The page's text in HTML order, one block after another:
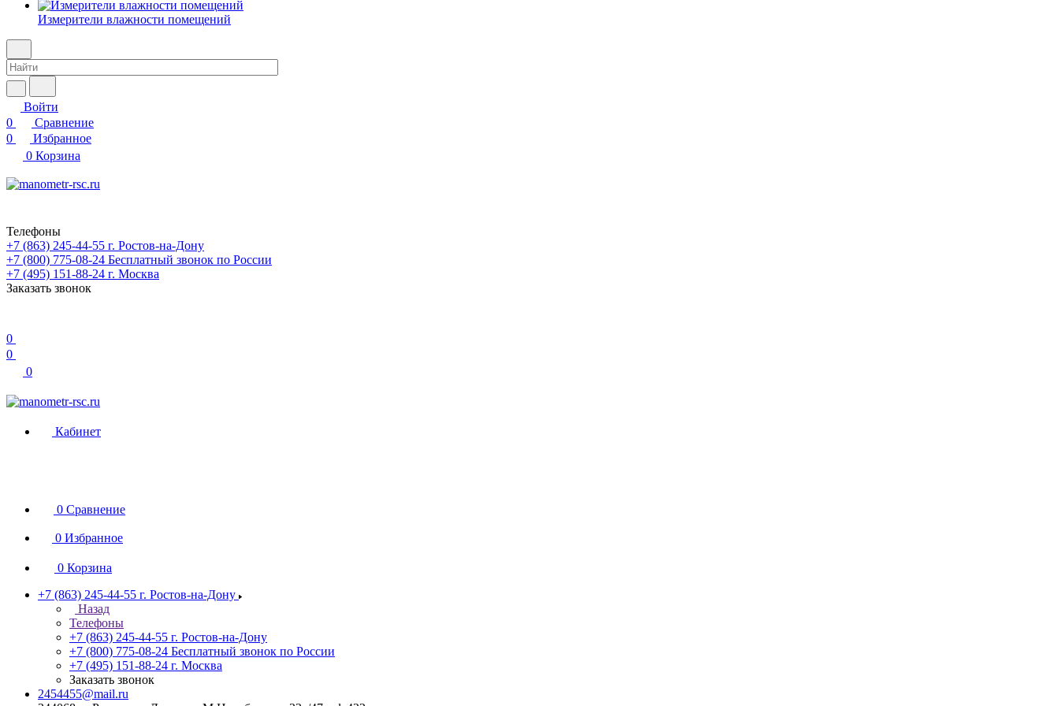
Измерители влажности помещений
Войти
0
Сравнение
0
Избранное
0 Корзина
Телефоны
+7 (863) 245-44-55 г. Ростов-на-Дону
+7 (800) 775-08-24 Бесплатный звонок по России
+7 (495) 151-88-24 г. Москва
Заказать звонок
0
0
0
Кабинет
0 Сравнение
0 Избранное
0 Корзина
+7 (863) 245-44-55 г. Ростов-на-Дону
Назад
Телефоны
+7 (863) 245-44-55 г. Ростов-на-Дону
+7 (800) 775-08-24 Бесплатный звонок по России
+7 (495) 151-88-24 г. Москва
Заказать звонок
2454455@mail.ru